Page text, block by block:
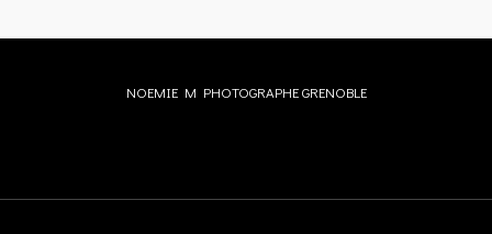
NOEMIE M PHOTOGRAPHE GRENOBLE